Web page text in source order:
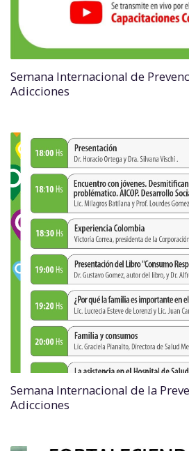
Semana Internacional de
Adicciones
Semana Internacional de la
Adicciones